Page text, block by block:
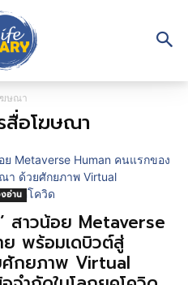
ฆษณา
สื่อโฆษณา
อ่าน
สาวน้อย Metaverse
ย พร้อมเดบิวต์สู่
กยภาพ Virtual